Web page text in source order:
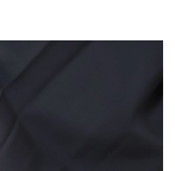
「AFTEE先享後付」
。
，可透過四大超商／